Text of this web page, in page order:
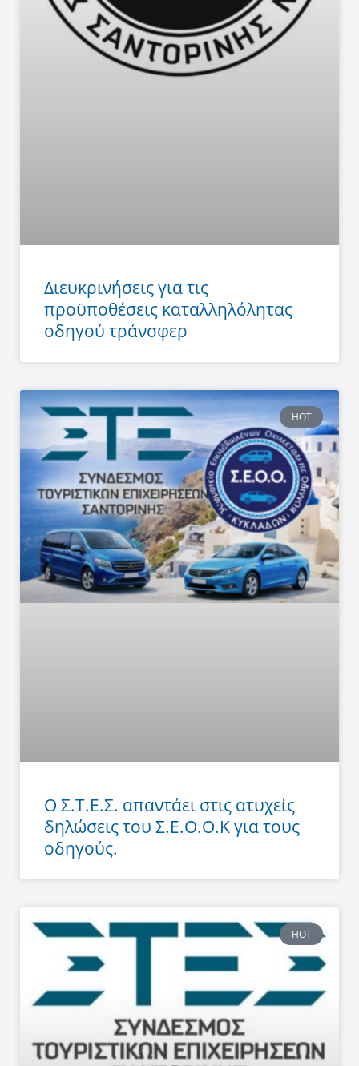
Διευκρινήσεις για τις
προϋποθέσεις καταλληλόλητας
οδηγού τράνσφερ
HOT
Ο Σ.Τ.Ε.Σ. απαντάει στις ατυχείς
δηλώσεις του Σ.Ε.Ο.Ο.Κ για τους
οδηγούς.
HOT